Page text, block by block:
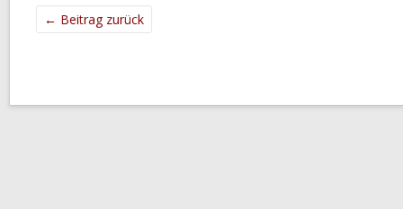
← Beitrag zurück